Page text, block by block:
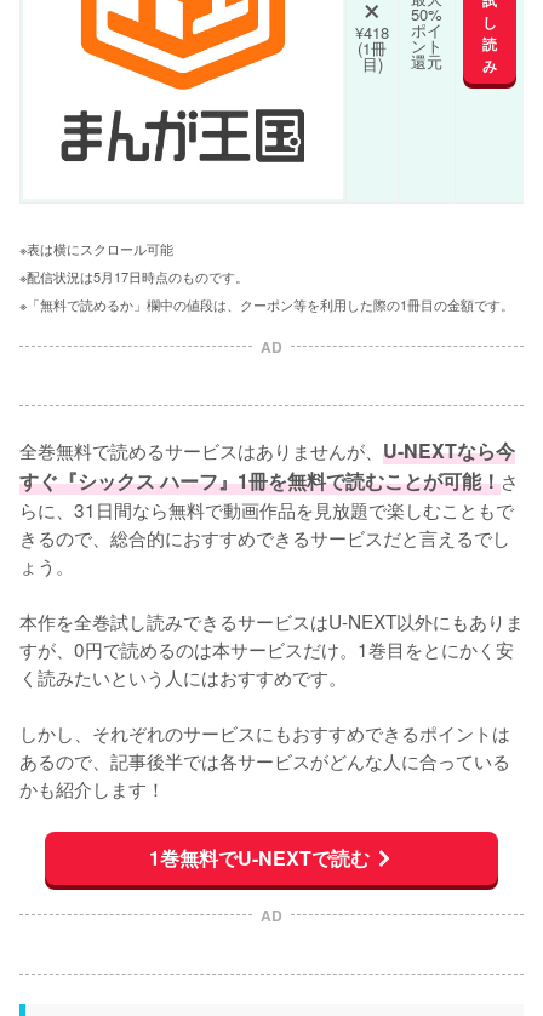
¥418
(1冊
目)
50%
ポイ
ント
還元
し
読
み
※表は横にスクロール可能
※配信状況は5月17日時点のものです。
※「無料で読めるか」欄中の値段は、クーポン等を利用した際の1冊目の金額です。
AD
全巻無料で読めるサービスはありませんが、 U-NEXTなら今
すぐ『シックス ハーフ』1冊を無料で読むことが可能！さ
らに、31日間なら無料で動画作品を見放題で楽しむこともで
きるので、総合的におすすめできるサービスだと言えるでし
ょう。
本作を全巻試し読みできるサービスはU-NEXT以外にもありま
すが、0円で読めるのは本サービスだけ。1巻目をとにかく安
く読みたいという人にはおすすめです。
しかし、それぞれのサービスにもおすすめできるポイントは
あるので、記事後半では各サービスがどんな人に合っている
かも紹介します！
1巻無料でU-NEXTで読む
AD